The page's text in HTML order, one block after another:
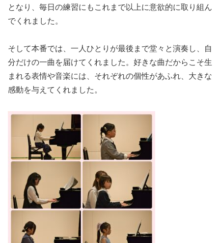
となり、毎日の練習にもこれまで以上に意欲的に取り組ん
でくれました。
そして本番では、一人ひとりが最後まで堂々と演奏し、自
分だけの一曲を届けてくれました。好きな曲だからこそ生
まれる表情や音楽には、それぞれの個性があふれ、大きな
感動を与えてくれました。